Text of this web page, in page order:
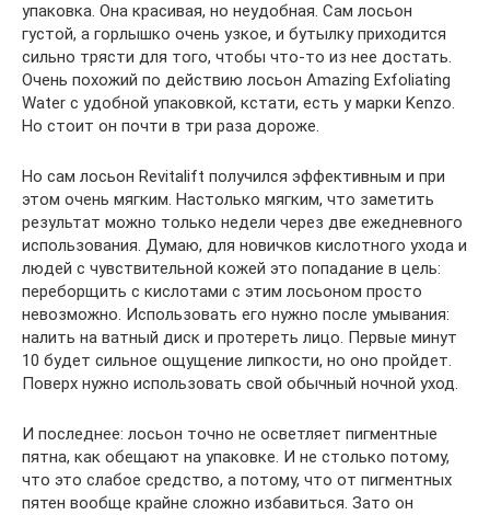
упаковка. Она красивая, но неудобная. Сам лосьон
густой, а горлышко очень узкое, и бутылку приходится
сильно трясти для того, чтобы что-то из нее достать.
Очень похожий по действию лосьон Amazing Exfoliating
Water с удобной упаковкой, кстати, есть у марки Kenzo.
Но стоит он почти в три раза дороже.
Но сам лосьон Revitalift получился эффективным и при
этом очень мягким. Настолько мягким, что заметить
результат можно только недели через две ежедневного
использования. Думаю, для новичков кислотного ухода и
людей с чувствительной кожей это попадание в цель:
переборщить с кислотами с этим лосьоном просто
невозможно. Использовать его нужно после умывания:
налить на ватный диск и протереть лицо. Первые минут
10 будет сильное ощущение липкости, но оно пройдет.
Поверх нужно использовать свой обычный ночной уход.
И последнее: лосьон точно не осветляет пигментные
пятна, как обещают на упаковке. И не столько потому,
что это слабое средство, а потому, что от пигментных
пятен вообще крайне сложно избавиться. Зато он